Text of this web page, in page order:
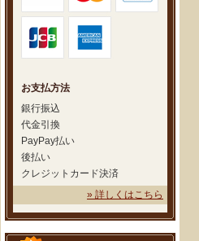
お支払方法
銀行振込
代金引換
PayPay払い
後払い
クレジットカード決済
» 詳しくはこちら